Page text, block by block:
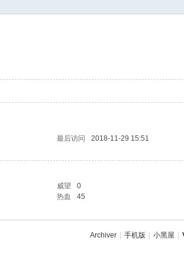
最后访问 2018-11-29 15:51
威望 0
热血 45
Archiver 手机版 小黑屋